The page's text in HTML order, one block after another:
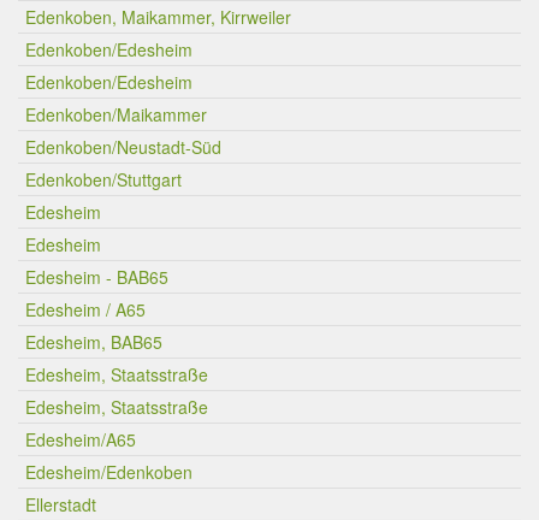
Edenkoben, Maikammer, Kirrweiler
Edenkoben/Edesheim
Edenkoben/Edesheim
Edenkoben/Maikammer
Edenkoben/Neustadt-Süd
Edenkoben/Stuttgart
Edesheim
Edesheim
Edesheim - BAB65
Edesheim / A65
Edesheim, BAB65
Edesheim, Staatsstraße
Edesheim, Staatsstraße
Edesheim/A65
Edesheim/Edenkoben
Ellerstadt